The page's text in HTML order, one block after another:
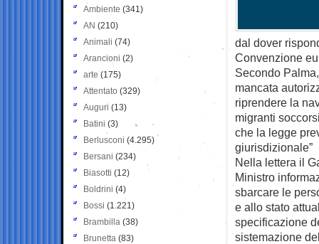
dal dover
Convenzione
Secondo
mancata
riprendere la
migranti
che la legge
giurisdizionale”
Nella lettera il
Ministro
sbarcare le
e allo stato
specificazione
sistemazione
Ambiente (341)
AN (210)
Animali (74)
Arancioni (2)
arte (175)
Attentato (329)
Auguri (13)
Batini (3)
Berlusconi (4.295)
Bersani (234)
Biasotti (12)
Boldrini (4)
Bossi (1.221)
Brambilla (38)
Brunetta (83)